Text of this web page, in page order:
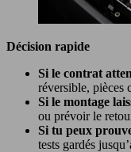
Décision rapide
Si le contrat
réversible, pièces
Si le montage
ou prévoir le
Si tu peux
tests gardés